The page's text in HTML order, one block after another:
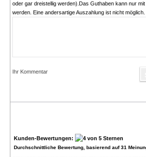
oder gar dreistellig werden).Das Guthaben kann nur
werden. Eine andersartige Auszahlung ist nicht möglich.
Ihr Kommentar
Kunden-Bewertungen:
Durchschnittliche Bewertung, basierend auf31